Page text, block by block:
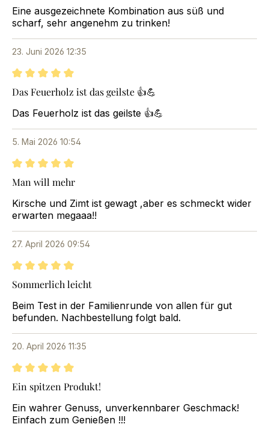
Eine ausgezeichnete Kombination aus süß und
scharf, sehr angenehm zu trinken!
23. Juni 2026 12:35
Bewertung mit 5 von 5 Sternen
Das Feuerholz ist das geilste 👍💪
Das Feuerholz ist das geilste 👍💪
5. Mai 2026 10:54
Bewertung mit 5 von 5 Sternen
Man will mehr
Kirsche und Zimt ist gewagt ,aber es schmeckt wider
erwarten megaaa!!
27. April 2026 09:54
Bewertung mit 5 von 5 Sternen
Sommerlich leicht
Beim Test in der Familienrunde von allen für gut
befunden. Nachbestellung folgt bald.
20. April 2026 11:35
Bewertung mit 5 von 5 Sternen
Ein spitzen Produkt!
Ein wahrer Genuss, unverkennbarer Geschmack!
Einfach zum Genießen !!!